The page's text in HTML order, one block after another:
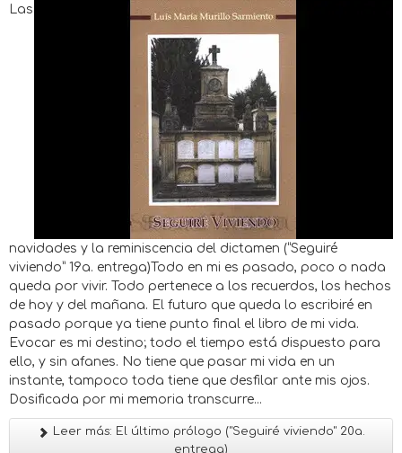
Las
navidades y la reminiscencia del dictamen (“Seguiré
viviendo” 19a. entrega)Todo en mi es pasado, poco o nada
queda por vivir. Todo pertenece a los recuerdos, los hechos
de hoy y del mañana. El futuro que queda lo escribiré en
pasado porque ya tiene punto final el libro de mi vida.
Evocar es mi destino; todo el tiempo está dispuesto para
ello, y sin afanes. No tiene que pasar mi vida en un
instante, tampoco toda tiene que desfilar ante mis ojos.
Dosificada por mi memoria transcurre...
Leer más: El último prólogo ("Seguiré viviendo" 20a.
entrega)